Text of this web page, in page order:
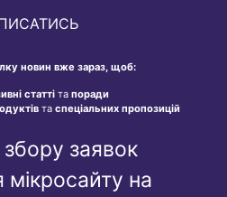
новин вже зараз, щоб:
статті та поради
та спеціальних пропозицій
заявок
на